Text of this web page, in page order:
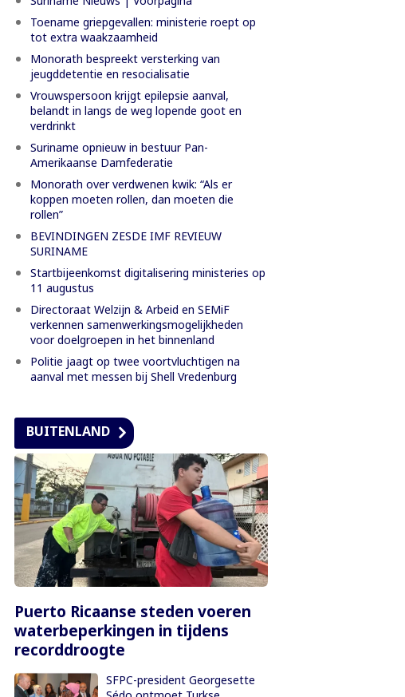
Toename griepgevallen: ministerie roept op
tot extra waakzaamheid
Monorath bespreekt versterking van
jeugddetentie en resocialisatie
Vrouwspersoon krijgt epilepsie aanval,
belandt in langs de weg lopende goot en
verdrinkt
Suriname opnieuw in bestuur Pan-
Amerikaanse Damfederatie
Monorath over verdwenen kwik: “Als er
koppen moeten rollen, dan moeten die
rollen”
BEVINDINGEN ZESDE IMF REVIEUW
SURINAME
Startbijeenkomst digitalisering ministeries op
11 augustus
Directoraat Welzijn & Arbeid en SEMiF
verkennen samenwerkingsmogelijkheden
voor doelgroepen in het binnenland
Politie jaagt op twee voortvluchtigen na
aanval met messen bij Shell Vredenburg
BUITENLAND
Puerto Ricaanse steden voeren
waterbeperkingen in tijdens
recorddroogte
SFPC-president Georgesette